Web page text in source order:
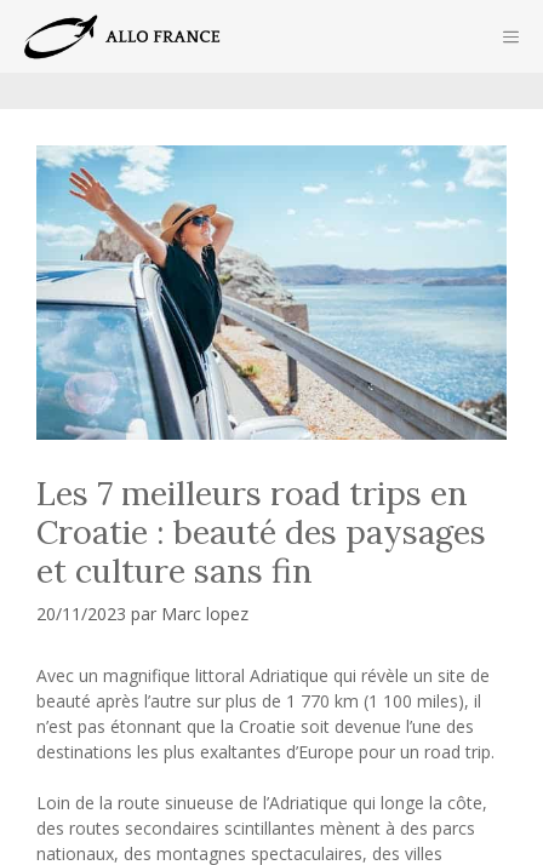
contenu
Les 7 meilleurs road trips en
Croatie : beauté des paysages
et culture sans fin
20/11/2023 par Marc lopez
Avec un magnifique littoral Adriatique qui révèle un site de
beauté après l’autre sur plus de 1 770 km (1 100 miles), il
n’est pas étonnant que la Croatie soit devenue l’une des
destinations les plus exaltantes d’Europe pour un road trip.
Loin de la route sinueuse de l’Adriatique qui longe la côte,
des routes secondaires scintillantes mènent à des parcs
nationaux, des montagnes spectaculaires, des villes